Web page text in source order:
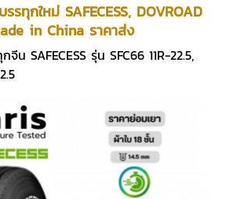
รทุกใหม่ SAFECESS, DOVROAD
in China ราคาส่ง
จีน SAFECESS รุ่น SFC66 11R-22.5,